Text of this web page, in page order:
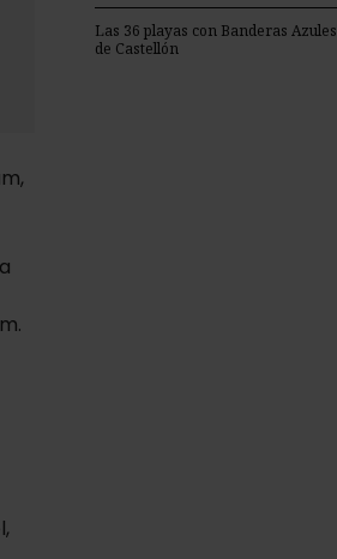
Las 36 playas con Banderas Azules
de Castellón